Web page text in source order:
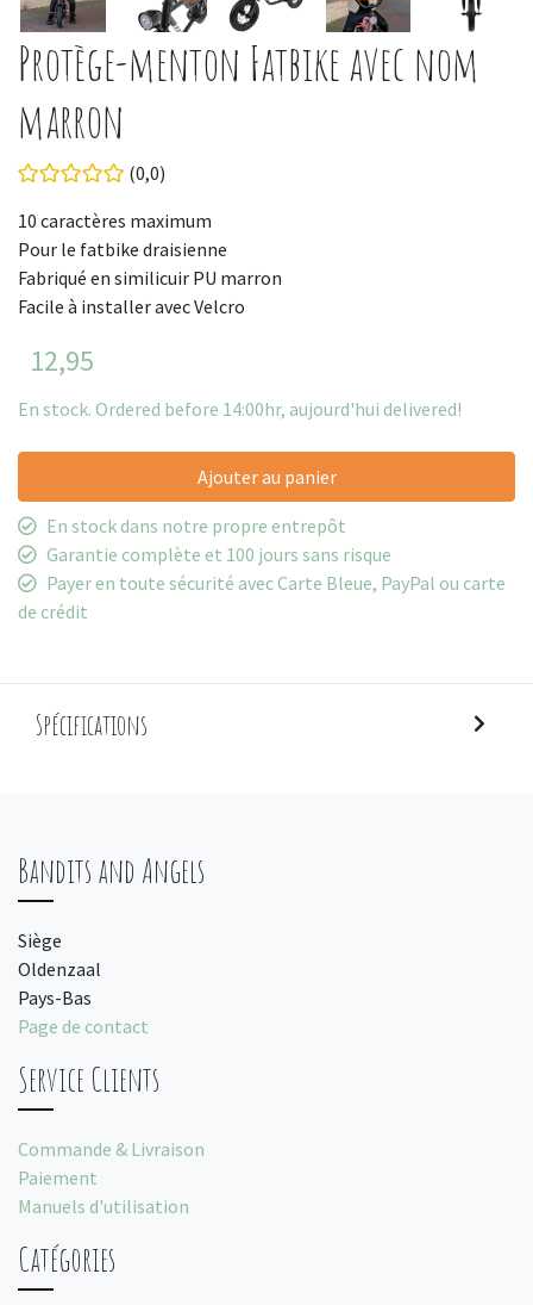
Protège-menton Fatbike avec nom
marron
(0,0)
10 caractères maximum
Pour le fatbike draisienne
Fabriqué en similicuir PU marron
Facile à installer avec Velcro
12,95
En stock. Ordered before 14:00hr, aujourd'hui delivered!
Ajouter au panier
En stock dans notre propre entrepôt
Garantie complète et 100 jours sans risque
Payer en toute sécurité avec Carte Bleue, PayPal ou carte
de crédit
Spécifications
Bandits and Angels
Siège
Oldenzaal
Pays-Bas
Page de contact
Service Clients
Commande & Livraison
Paiement
Manuels d'utilisation
Catégories